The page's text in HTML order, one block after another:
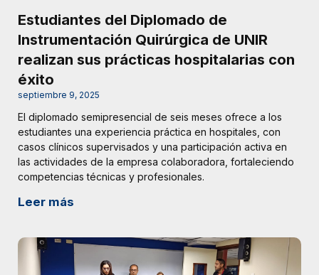
Estudiantes del Diplomado de
Instrumentación Quirúrgica de UNIR
realizan sus prácticas hospitalarias con
éxito
septiembre 9, 2025
El diplomado semipresencial de seis meses ofrece a los
estudiantes una experiencia práctica en hospitales, con
casos clínicos supervisados y una participación activa en
las actividades de la empresa colaboradora, fortaleciendo
competencias técnicas y profesionales.
Leer más